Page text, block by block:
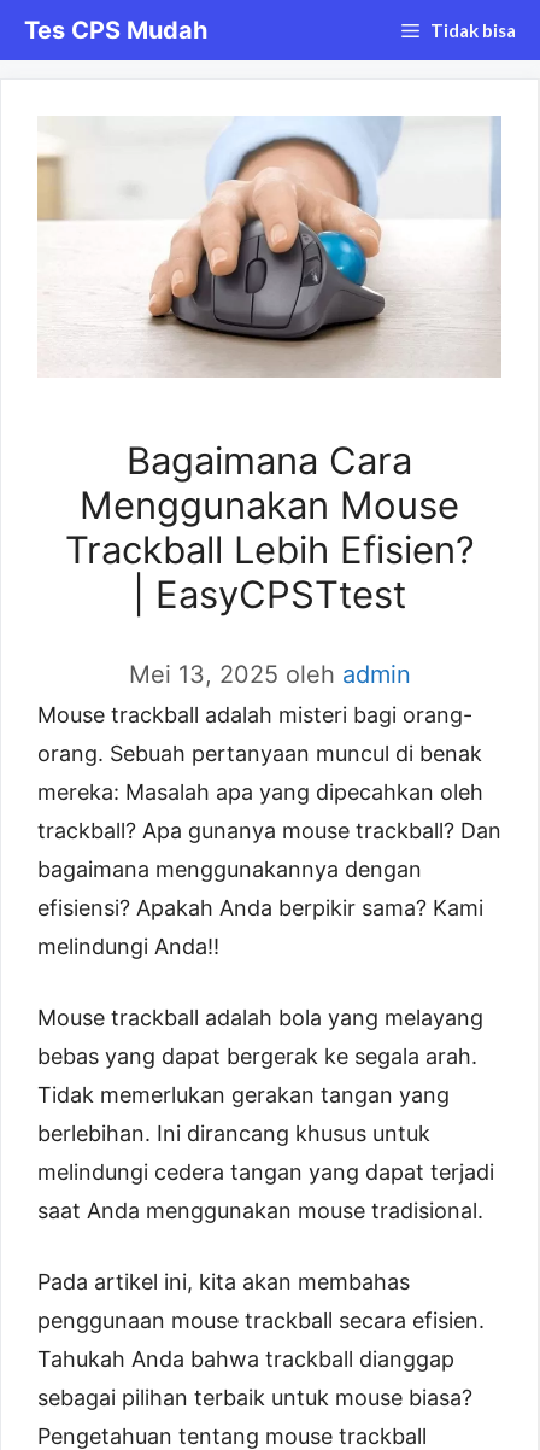
Langsung
ke
Tes CPS Mudah Tidak bisa
Bagaimana Cara
Menggunakan Mouse
Trackball Lebih Efisien?
| EasyCPSTtest
Mei 13, 2025 oleh admin
Mouse trackball adalah misteri bagi orang-
orang. Sebuah pertanyaan muncul di benak
mereka: Masalah apa yang dipecahkan oleh
trackball? Apa gunanya mouse trackball? Dan
bagaimana menggunakannya dengan
efisiensi? Apakah Anda berpikir sama? Kami
melindungi Anda!!
Mouse trackball adalah bola yang melayang
bebas yang dapat bergerak ke segala arah.
Tidak memerlukan gerakan tangan yang
berlebihan. Ini dirancang khusus untuk
melindungi cedera tangan yang dapat terjadi
saat Anda menggunakan mouse tradisional.
Pada artikel ini, kita akan membahas
penggunaan mouse trackball secara efisien.
Tahukah Anda bahwa trackball dianggap
sebagai pilihan terbaik untuk mouse biasa?
Pengetahuan tentang mouse trackball